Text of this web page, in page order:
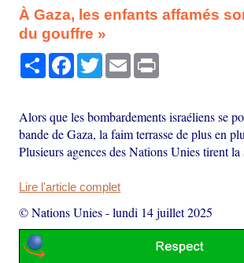
À Gaza, les enfants affamés
du gouffre »
PartagerFacebook
TwitterEmail
Alors que les bombardements israéliens se
bande de Gaza, la faim terrasse de plus en
Plusieurs agences des Nations Unies tirent la
Lire l'article complet
© Nations Unies-lundi 14 juillet 2025